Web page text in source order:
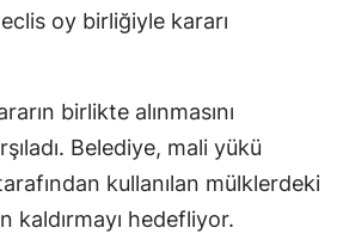
oy birliğiyle kararı
birlikte alınmasını
Belediye, mali yükü
kullanılan mülklerdeki
kaldırmayı hedefliyor.